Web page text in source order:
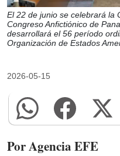
El 22 de junio se celebrará la
Congreso Anfictiónico de
desarrollará el 56 período
Organización de Estados
2026-05-15
Por Agencia EFE